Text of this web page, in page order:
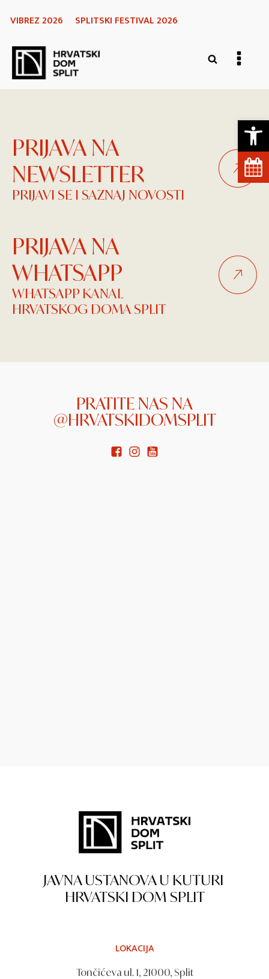
VIBREZ 2026 SPLITSKI FESTIVAL 2026
PRIJAVA NA
NEWSLETTER
PRIJAVI SE I SAZNAJ NOVOSTI
PRIJAVA NA
WHATSAPP
WHATSAPP KANAL
HRVATSKOG DOMA SPLIT
PRATITE NAS NA
@HRVATSKIDOMSPLIT
JAVNA USTANOVA U KUTURI
HRVATSKI DOM SPLIT
LOKACIJA
Tončićeva ul. 1, 21000, Split